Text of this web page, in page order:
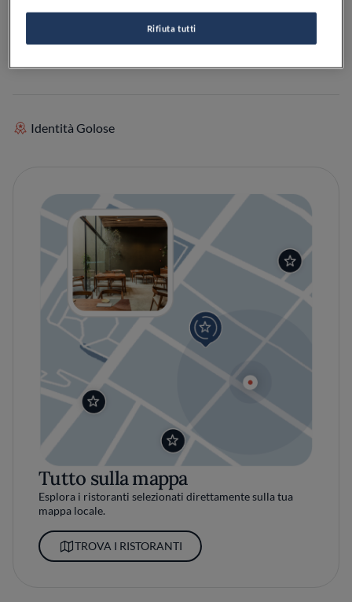
Identità Golose
Tutto sulla mappa
Esplora i ristoranti selezionati direttamente sulla tua
mappa locale.
TROVA I RISTORANTI
Rifiuta tutti